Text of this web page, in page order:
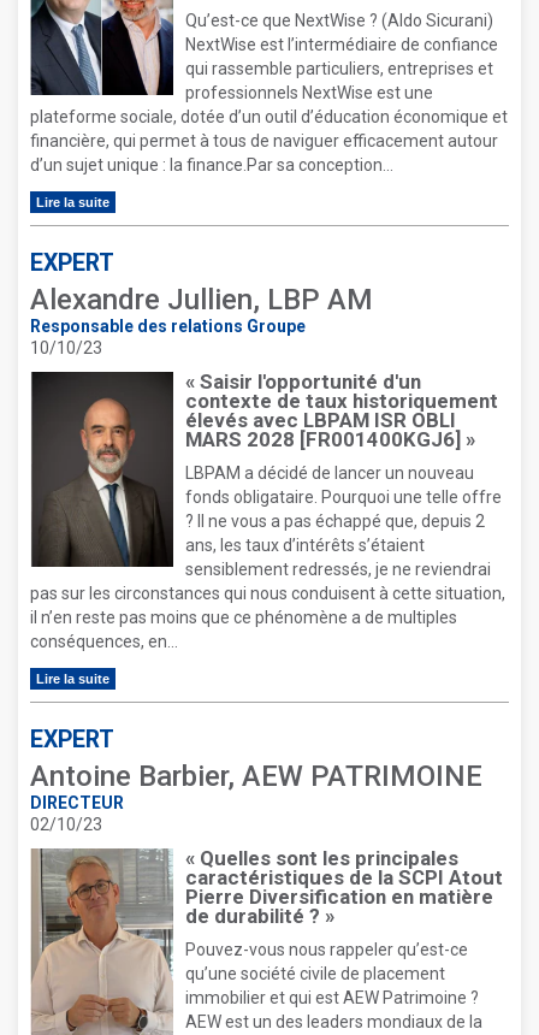
Qu’est-ce que NextWise ? (Aldo Sicurani)
NextWise est l’intermédiaire de confiance
qui rassemble particuliers, entreprises et
professionnels NextWise est une
plateforme sociale, dotée d’un outil d’éducation économique et
financière, qui permet à tous de naviguer efficacement autour
d’un sujet unique : la finance.Par sa conception...
Lire la suite
EXPERT
Alexandre Jullien, LBP AM
Responsable des relations Groupe
10/10/23
« Saisir l'opportunité d'un
contexte de taux historiquement
élevés avec LBPAM ISR OBLI
MARS 2028 [FR001400KGJ6] »
LBPAM a décidé de lancer un nouveau
fonds obligataire. Pourquoi une telle offre
? Il ne vous a pas échappé que, depuis 2
ans, les taux d’intérêts s’étaient
sensiblement redressés, je ne reviendrai
pas sur les circonstances qui nous conduisent à cette situation,
il n’en reste pas moins que ce phénomène a de multiples
conséquences, en...
Lire la suite
EXPERT
Antoine Barbier, AEW PATRIMOINE
DIRECTEUR
02/10/23
« Quelles sont les principales
caractéristiques de la SCPI Atout
Pierre Diversification en matière
de durabilité ? »
Pouvez-vous nous rappeler qu’est-ce
qu’une société civile de placement
immobilier et qui est AEW Patrimoine ?
AEW est un des leaders mondiaux de la